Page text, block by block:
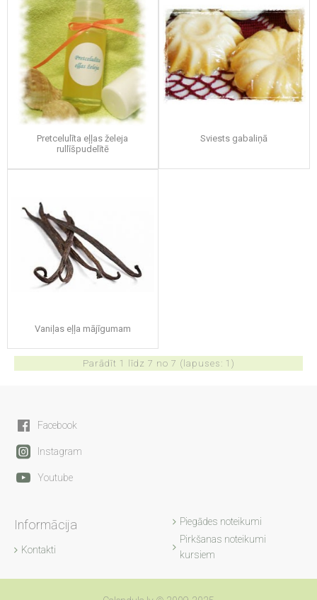
Pretcelulīta eļļas želeja
rullīšpudelītē
Sviests gabaliņā
Vaniļas eļļa mājīgumam
Parādīt 1 līdz 7 no 7 (lapuses: 1)
Facebook
Instagram
Youtube
Informācija
Kontakti
Piegādes noteikumi
Pirkšanas noteikumi
kursiem